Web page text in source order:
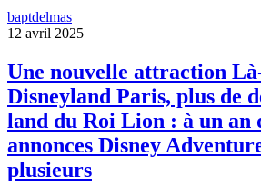
baptdelmas
12 avril 2025
Une nouvelle attraction
Disneyland Paris, plus de
land du Roi Lion : à un an
annonces Disney
plusieurs